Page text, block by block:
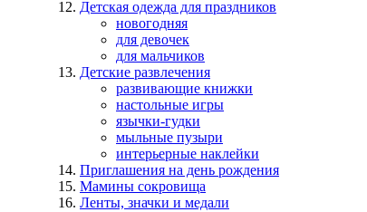
Детская одежда для праздников
новогодняя
для девочек
для мальчиков
Детские развлечения
развивающие книжки
настольные игры
язычки-гудки
мыльные пузыри
интерьерные наклейки
Приглашения на день рождения
Мамины сокровища
Ленты, значки и медали